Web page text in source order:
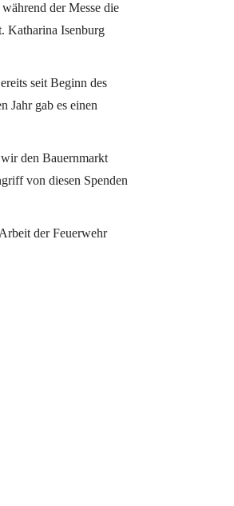
der Messe die
Katharina Isenburg
seit Beginn des
Jahr gab es einen
den Bauernmarkt
von diesen Spenden
der Feuerwehr